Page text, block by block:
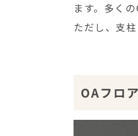
ます。多く
ただし、支
OAフロ